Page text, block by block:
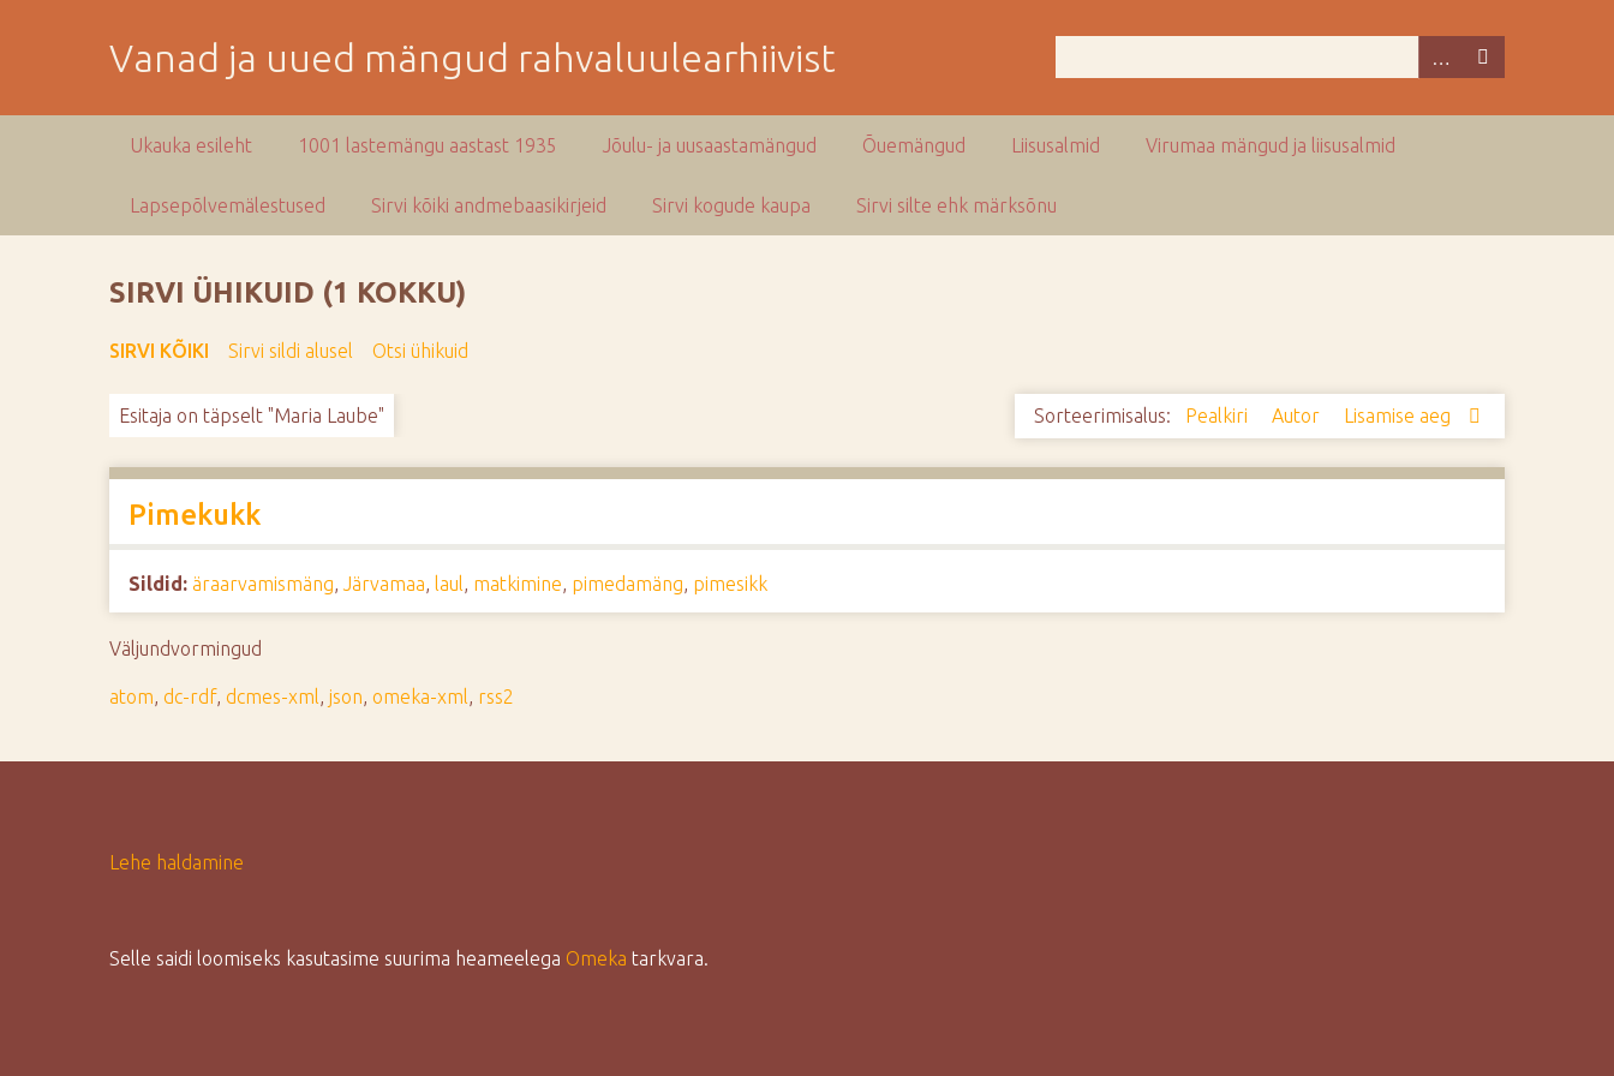
Vanad ja uued mängud rahvaluulearhiivist
Ukauka esileht 1001 lastemängu aastast 1935 Jõulu- ja uusaastamängud Õuemängud Liisusalmid Virumaa mängud ja liisusalmid
Lapsepõlvemälestused Sirvi kõiki andmebaasikirjeid Sirvi kogude kaupa Sirvi silte ehk märksõnu
SIRVI ÜHIKUID (1 KOKKU)
SIRVI KÕIKI Sirvi sildi alusel Otsi ühikuid
Esitaja on täpselt "Maria Laube" Sorteerimisalus: Pealkiri Autor Lisamise aeg
Pimekukk
Sildid: äraarvamismäng,Järvamaa,laul, matkimine, pimedamäng, pimesikk
Väljundvormingud
atom,dc-rdf,dcmes-xml,json,omeka-xml, rss2
Lehe haldamine
Selle saidi loomiseks kasutasime suurima heameelega Omeka tarkvara.